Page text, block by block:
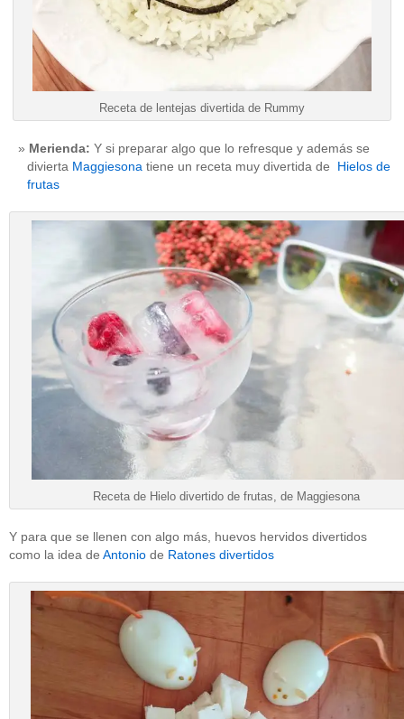
Receta de lentejas divertida de Rummy
Merienda: Y si preparar algo que lo refresque y además se
divierta Maggiesona tiene un receta muy divertida de Hielos de
frutas
Receta de Hielo divertido de frutas, de Maggiesona
Y para que se llenen con algo más, huevos hervidos divertidos
como la idea de Antonio de Ratones divertidos